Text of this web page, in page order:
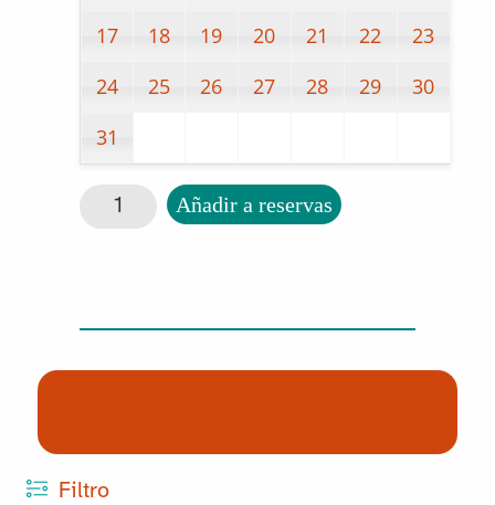
17
18 19 20 21 22
23
24
25 26 27 28 29
30
31
Kit de actividades: Mathlink cantidad
Añadir a reservas
Filtro